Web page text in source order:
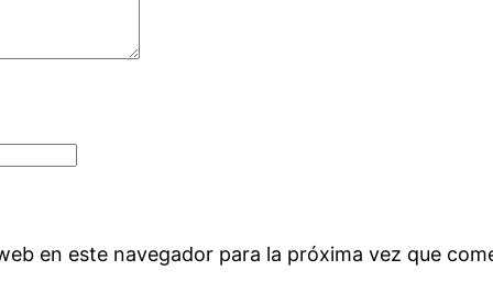
en este navegador para la próxima vez que